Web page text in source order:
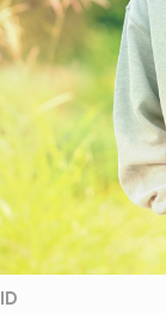
ID